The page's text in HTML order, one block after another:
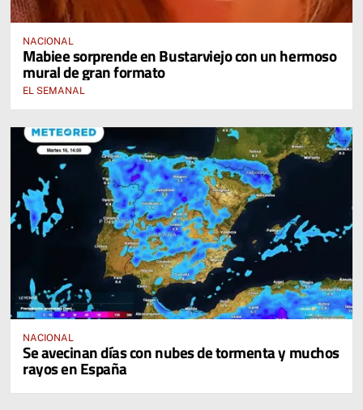
NACIONAL
Mabiee sorprende en Bustarviejo con un hermoso
mural de gran formato
EL SEMANAL
NACIONAL
Se avecinan días con nubes de tormenta y muchos
rayos en España